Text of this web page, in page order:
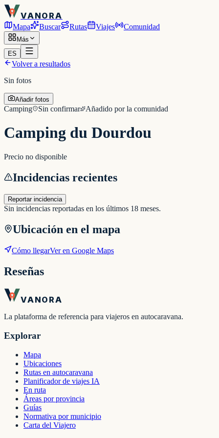
VANORA
Mapa Buscar Rutas Viajes Comunidad
Más
ES
Volver a resultados
Sin fotos
Añadir fotos
Camping Sin confirmar Añadido por la comunidad
Camping du Dourdou
Precio no disponible
Incidencias recientes
Reportar incidencia
Sin incidencias reportadas en los últimos 18 meses.
Ubicación en el mapa
Cómo llegarVer en Google Maps
Reseñas
VANORA
La plataforma de referencia para viajeros en autocaravana.
Explorar
Mapa
Ubicaciones
Rutas en autocaravana
Planificador de viajes IA
En ruta
Áreas por provincia
Guías
Normativa por municipio
Carta del Viajero